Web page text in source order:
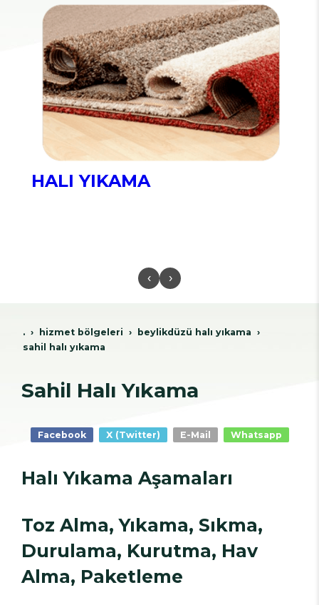
HALI YIKAMA
‹ ›
. hi̇zmet bölgeleri̇
beyli̇kdüzü hali yikama
sahil halı yıkama
Sahil Halı Yıkama
Facebook X (Twitter) E-Mail Whatsapp
Halı Yıkama Aşamaları
Toz Alma, Yıkama, Sıkma,
Durulama, Kurutma, Hav
Alma, Paketleme